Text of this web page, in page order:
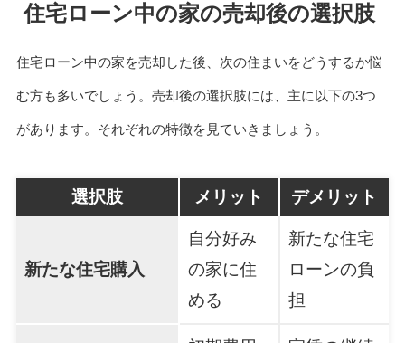
住宅ローン中の家の売却後の選択肢
住宅ローン中の家を売却した後、次の住まいをどうするか悩
む方も多いでしょう。売却後の選択肢には、主に以下の3つ
があります。それぞれの特徴を見ていきましょう。
選択肢 メリット デメリット
新たな住宅購入
自分好み
の家に住
める
新たな住宅
ローンの負
担